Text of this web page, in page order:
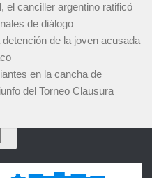
el canciller argentino ratificó
de diálogo
de la joven acusada
en la cancha de
del Torneo Clausura